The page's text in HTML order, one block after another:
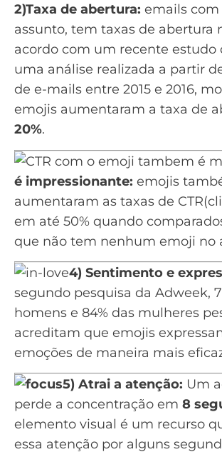
2)Taxa de abertura: emails
assunto, tem taxas de abertura
acordo com um recente estudo
uma análise realizada a partir
de e-mails entre 2015 e 2016,
emojis aumentaram a taxa de
20%.
é impressionante: emojis
aumentaram as taxas de
em até 50% quando
que não tem nenhum emoji no
4) Sentimento e
segundo pesquisa da Adweek,
homens e 84% das mulheres
acreditam que emojis
emoções de maneira mais
5) Atrai a atenção: Um
perde a concentração em 8
elemento visual é um recurso
essa atenção por alguns